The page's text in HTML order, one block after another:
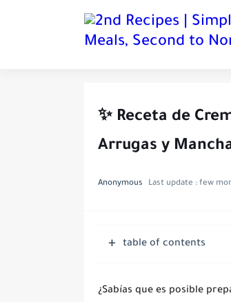
✨ Receta de
Arrugas y
Anonymous Last update : few
table of contents
¿Sabías que es posible